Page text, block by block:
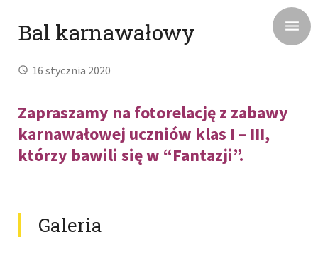
Bal karnawałowy
16 stycznia 2020
Zapraszamy na fotorelację z zabawy
karnawałowej uczniów klas I – III,
którzy bawili się w “Fantazji”.
Galeria